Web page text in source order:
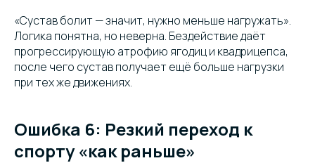
«Сустав болит — значит, нужно меньше нагружать».
Логика понятна, но неверна. Бездействие даёт
прогрессирующую атрофию ягодиц и квадрицепса,
после чего сустав получает ещё больше нагрузки
при тех же движениях.
Ошибка 6: Резкий переход к
спорту «как раньше»